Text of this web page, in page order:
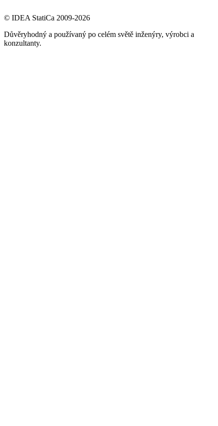
© IDEA StatiCa 2009-2026
Důvěryhodný a používaný po celém světě inženýry, výrobci a
konzultanty.